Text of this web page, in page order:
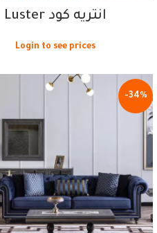
انتريه كود Luster
Login to see prices
-34%